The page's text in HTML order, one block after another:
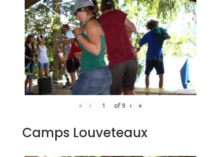
« ‹ of 9 › »
Camps Louveteaux